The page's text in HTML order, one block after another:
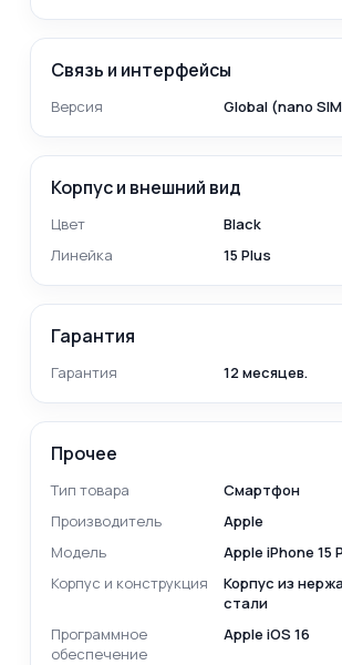
Связь и интерфейсы
Версия Global (nano
Корпус и внешний вид
Цвет
Black
Линейка
15 Plus
Гарантия
Гарантия 12 месяцев.
Прочее
Тип товара
Смартфон
Производитель
Apple
Модель
Apple iPhone 15
Корпус и конструкция
Корпус из
стали
Программное
обеспечение
Apple iOS 16